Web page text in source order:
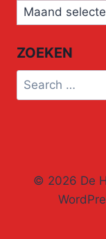
Archief
ZOEKEN
Search
for:
© 2026 De